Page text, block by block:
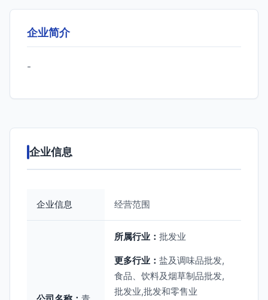
企业简介
-
企业信息
企业信息 经营范围
所属行业： 批发业
更多行业： 盐及调味品批发,
食品、饮料及烟草制品批发,
批发业,批发和零售业